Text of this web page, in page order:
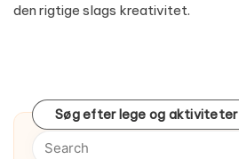
den rigtige slags kreativitet.
Søg efter lege og aktiviteter